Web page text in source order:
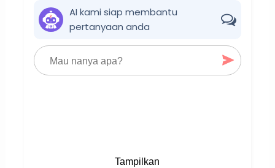
AI kami siap membantu
pertanyaan anda
Tampilkan